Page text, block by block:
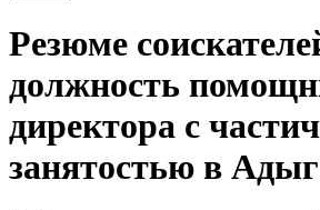
Резюме
должность
директора с
занятостью в